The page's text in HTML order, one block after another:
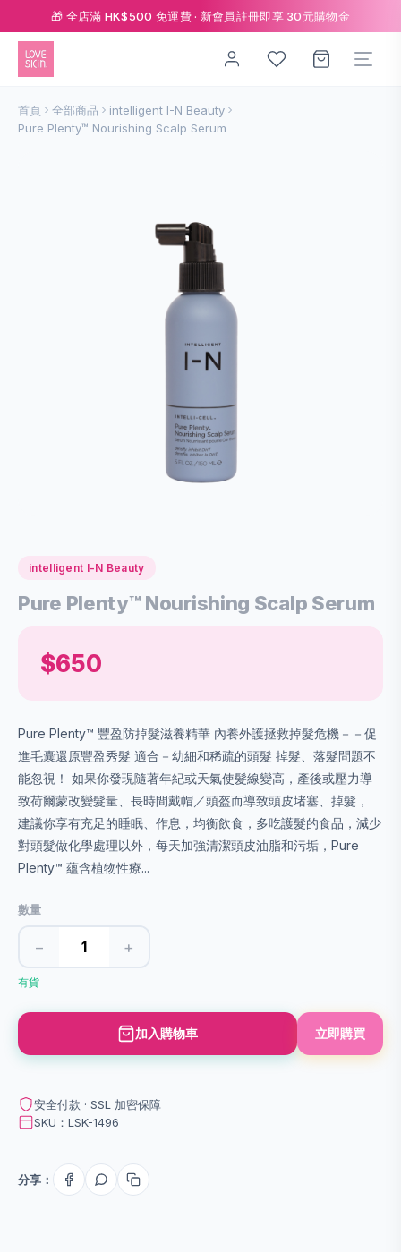
🎁 全店滿 HK$500 免運費 · 新會員註冊即享 30元購物金
首頁 全部商品
intelligent I-N Beauty
Pure Plenty™ Nourishing Scalp Serum
intelligent I-N Beauty
Pure Plenty™ Nourishing Scalp Serum
$650
Pure Plenty™ 豐盈防掉髮滋養精華 內養外護拯救掉髮危機－－促
進毛囊還原豐盈秀髮 適合－幼細和稀疏的頭髮 掉髮、落髮問題不
能忽視！ 如果你發現隨著年紀或天氣使髮線變高，產後或壓力導
致荷爾蒙改變髮量、長時間戴帽／頭盔而導致頭皮堵塞、掉髮，
建議你享有充足的睡眠、作息，均衡飲食，多吃護髮的食品，減少
對頭髮做化學處理以外，每天加強清潔頭皮油脂和污垢，Pure
Plenty™ 蘊含植物性療...
數量
− +
有貨
加入購物車 立即購買
安全付款 · SSL 加密保障
SKU：LSK-1496
分享：